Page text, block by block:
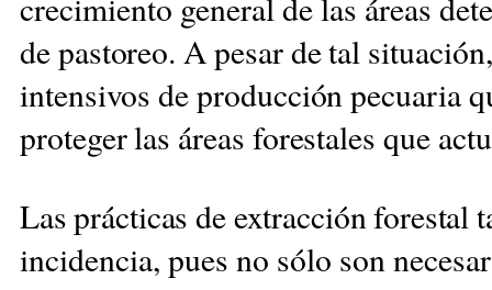
de pastoreo. A pesar de tal
intensivos de producción pecuaria
proteger las áreas forestales que
Las prácticas de extracción forestal
incidencia, pues no sólo son